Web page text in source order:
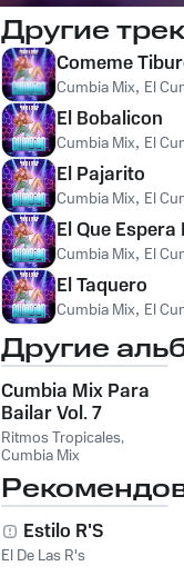
Другие
Comeme
Cumbia Mix, El
El Bobalicon
Cumbia Mix, El
El Pajarito
Cumbia Mix, El
El Que
Cumbia Mix, El
El Taquero
Cumbia Mix, El
Другие
Cumbia Mix Para
Bailar Vol. 7
Ritmos Tropicales,
Cumbia Mix
Estilo R'S
El De Las R's